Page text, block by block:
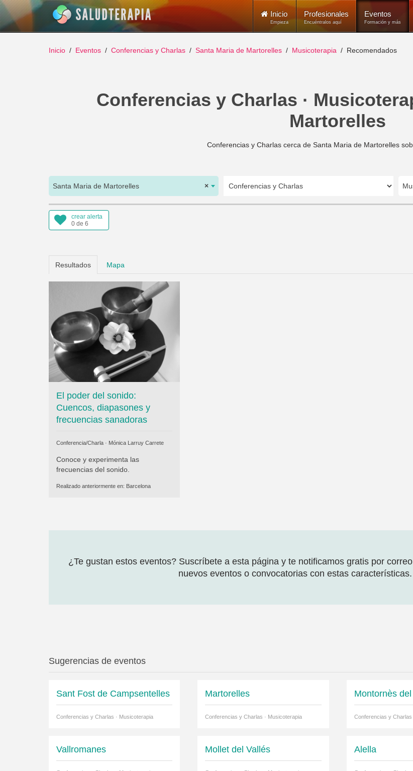
Inicio
Empieza
Profesionales
Encuéntralos aquí
Eventos
Formación y más
Inicio Eventos Conferencias y Charlas Santa Maria de Martorelles Musicoterapia Recomendados
Conferencias y Charlas ·
Martorelles
Conferencias y Charlas cerca de Santa Maria de Martorelles
×
Santa Maria de Martorelles
crear alerta
0 de 6
Resultados Mapa
El poder del sonido:
Cuencos, diapasones y
frecuencias sanadoras
Conferencia/Charla · Mónica Larruy Carrete
Conoce y experimenta las
frecuencias del sonido.
Realizado anteriormente en: Barcelona
¿Te gustan estos eventos? Suscríbete a esta página y te notificamos gratis por
nuevos eventos o convocatorias con estas características.
Sugerencias de eventos
Sant Fost de Campsentelles
Conferencias y Charlas · Musicoterapia
Martorelles
Conferencias y Charlas · Musicoterapia
Montornès
Conferencias y Charlas
Vallromanes Mollet del Vallés Alella